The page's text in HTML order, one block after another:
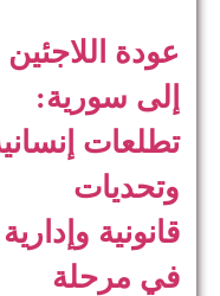
عودة اللاجئين
إلى سورية:
تطلعات
وتحديات
قانونية وإدارية
في مرحلة